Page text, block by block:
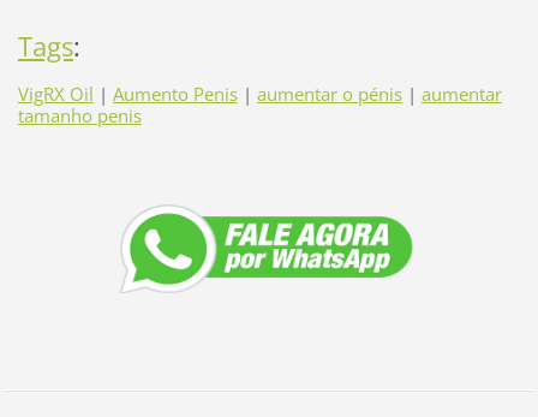
Tags:
VigRX Oil | Aumento Penis | aumentar o pénis | aumentar
tamanho penis